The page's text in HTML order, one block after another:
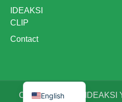
IDEAKSI
CLIP
Contact
Copyright © 2025 IDEAKSI
English